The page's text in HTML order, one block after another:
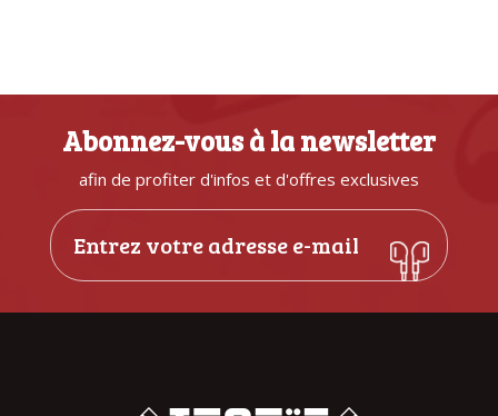
Abonnez-vous à la newsletter
afin de profiter d'infos et d'offres exclusives